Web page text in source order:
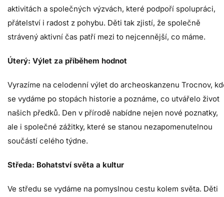
aktivitách a společných výzvách, které podpoří spolupráci,
přátelství i radost z pohybu. Děti tak zjistí, že společně
strávený aktivní čas patří mezi to nejcennější, co máme.
Úterý: Výlet za příběhem hodnot
Vyrazíme na celodenní výlet do archeoskanzenu Trocnov,
se vydáme po stopách historie a poznáme, co utvářelo život
našich předků. Den v přírodě nabídne nejen nové poznatky,
ale i společné zážitky, které se stanou nezapomenutelnou
součástí celého týdne.
Středa: Bohatství světa a kultur
Ve středu se vydáme na pomyslnou cestu kolem světa. Děti